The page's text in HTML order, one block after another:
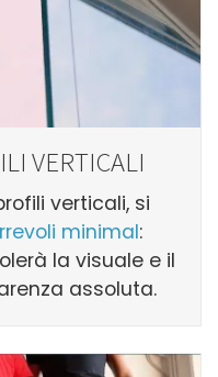
VERTICALI
verticali, si
minimal:
la visuale e il
assoluta.